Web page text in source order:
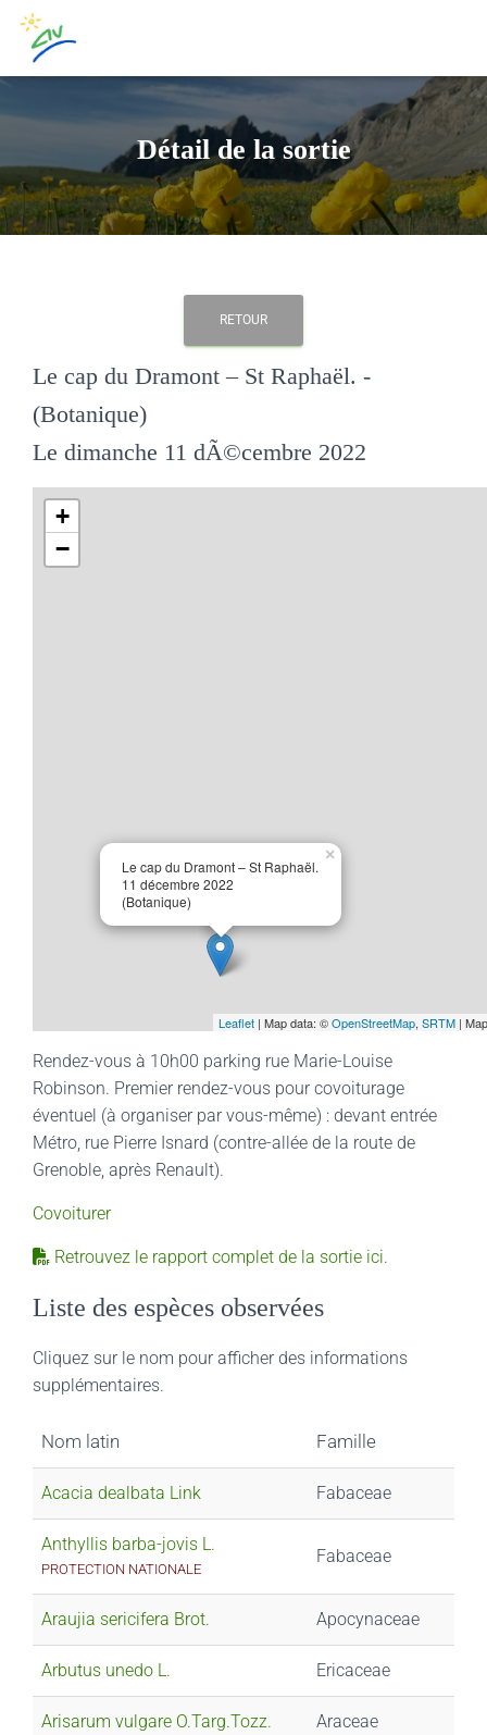
Détail de la sortie
RETOUR
Le cap du Dramont – St Raphaël. -
(Botanique)
Le dimanche 11 dÃ©cembre 2022
Le cap du Dramont – St Raphaël.
11 décembre 2022
(Botanique)
×
+
−
Leaflet | Map data: ©OpenStreetMap, SRTM |
Rendez-vous à 10h00 parking rue Marie-Louise
Robinson. Premier rendez-vous pour covoiturage
éventuel (à organiser par vous-même) : devant entrée
Métro, rue Pierre Isnard (contre-allée de la route de
Grenoble, après Renault).
Covoiturer
Retrouvez le rapport complet de la sortie ici.
Liste des espèces observées
Cliquez sur le nom pour afficher des informations
supplémentaires.
Nom latin Famille
Acacia dealbata Link Fabaceae
Anthyllis barba-jovis L.
PROTECTION NATIONALE
Fabaceae
Araujia sericifera Brot. Apocynaceae
Arbutus unedo L. Ericaceae
Arisarum vulgare O.Targ.Tozz. Araceae